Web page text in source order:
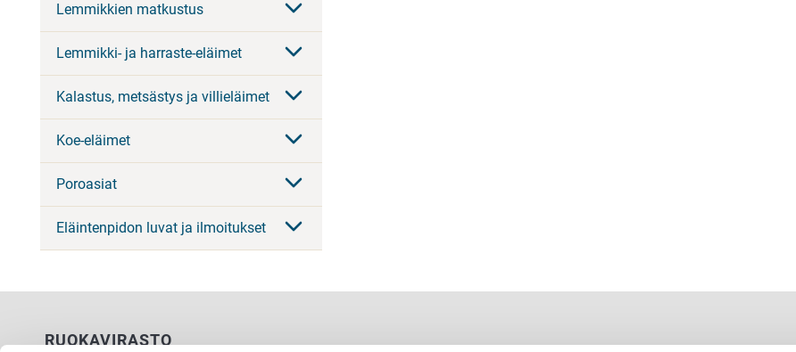
Lemmikkien matkustus
Lemmikki- ja harraste-eläimet
Kalastus, metsästys ja villieläimet
Koe-eläimet
Poroasiat
Eläintenpidon luvat ja ilmoitukset
RUOKAVIRASTO